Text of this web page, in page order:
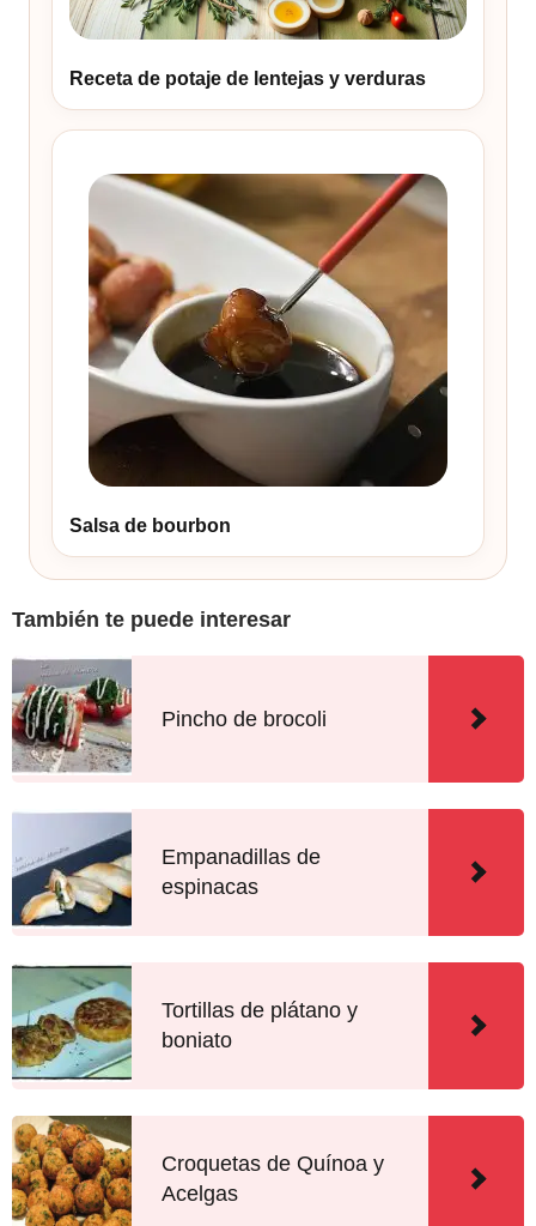
Receta de potaje de lentejas y verduras
Salsa de bourbon
También te puede interesar
Pincho de brocoli
Empanadillas de
espinacas
Tortillas de plátano y
boniato
Croquetas de Quínoa y
Acelgas